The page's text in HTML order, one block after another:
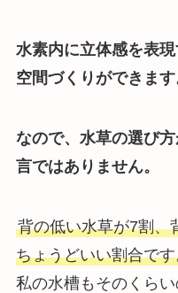
水素内に立体感を表
空間づくりができます
なので、水草の選び
言ではありません。
背の低い水草が7割、
ちょうどいい割合で
私の水槽もそのくら